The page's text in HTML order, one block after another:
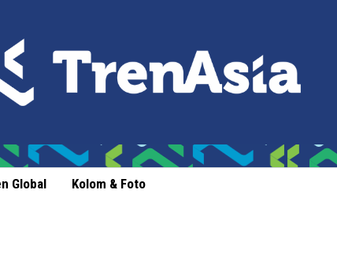
Global Kolom & Foto